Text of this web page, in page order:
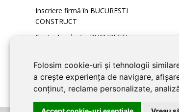
Folosim cookie-uri și tehnologii
a crește experiența de navigare,
conținut, reclame personalizate,
Inscriere firmă în BUCURESTI
CONSTRUCT
Contact redacţia BUCURESTI